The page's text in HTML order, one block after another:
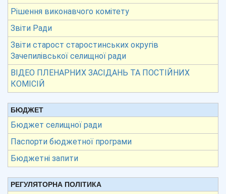
Рішення виконавчого комітету
Звіти Ради
Звіти старост старостинських округів
Зачепилівської селищної ради
ВІДЕО ПЛЕНАРНИХ ЗАСІДАНЬ ТА ПОСТІЙНИХ
КОМІСІЙ
БЮДЖЕТ
Бюджет селищної ради
Паспорти бюджетної програми
Бюджетні запити
РЕГУЛЯТОРНА ПОЛІТИКА